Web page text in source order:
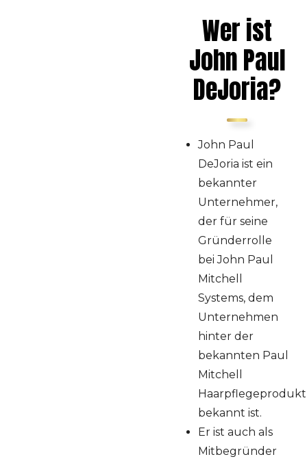
Biografie John
Paul DeJoria
Seine frühen Jahre
Wie er über die
Runden kam
Eine Wendung des
Deal mit
Schönheitssalons
Paul Mitchell wird
Abschluss
Wer ist
John Paul
DeJoria?
John Paul
DeJoria ist ein
bekannter
Unternehmer,
der für seine
Gründerrolle
bei John Paul
Mitchell
Systems, dem
Unternehmen
hinter der
bekannten Paul
Mitchell
bekannt ist.
Er ist auch als
Mitbegründer